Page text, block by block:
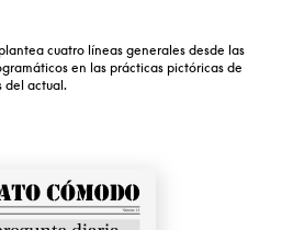
cuatro líneas generales desde las
en las prácticas pictóricas de
del actual.